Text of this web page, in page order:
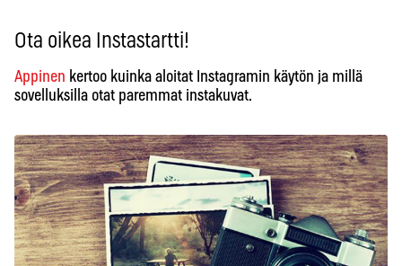
Ota oikea Instastartti!
Appinen kertoo kuinka aloitat Instagramin käytön ja millä
sovelluksilla otat paremmat instakuvat.